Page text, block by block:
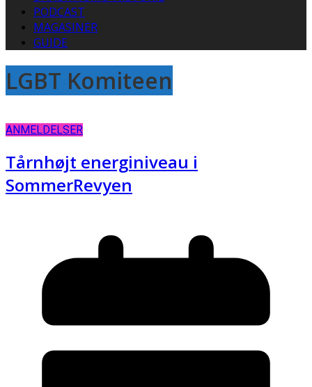
PODCAST
MAGASINER
GUIDE
LGBT Komiteen
ANMELDELSER
Tårnhøjt energiniveau i
SommerRevyen